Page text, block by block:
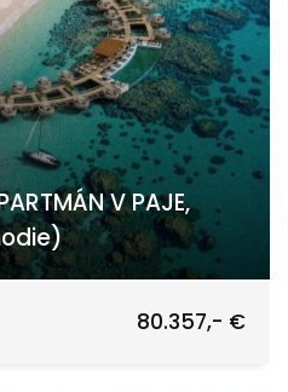
V PAJE,
80.357,- €